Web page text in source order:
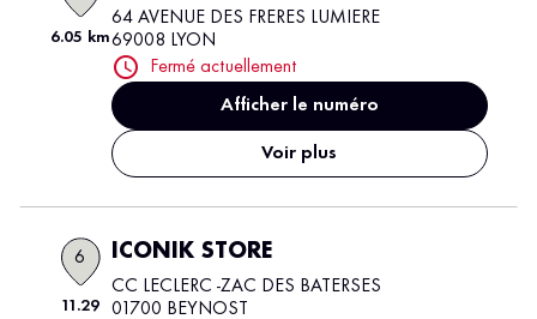
6.05 km
64 AVENUE DES FRERES LUMIERE
69008 LYON
Fermé actuellement
Afficher le numéro
Voir plus
6
11.29
ICONIK STORE
CC LECLERC -ZAC DES BATERSES
01700 BEYNOST